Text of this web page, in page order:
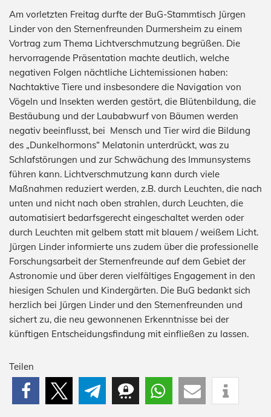
Am vorletzten Freitag durfte der BuG-Stammtisch Jürgen
Linder von den Sternenfreunden Durmersheim zu einem
Vortrag zum Thema Lichtverschmutzung begrüßen. Die
hervorragende Präsentation machte deutlich, welche
negativen Folgen nächtliche Lichtemissionen haben:
Nachtaktive Tiere und insbesondere die Navigation von
Vögeln und Insekten werden gestört, die Blütenbildung, die
Bestäubung und der Laubabwurf von Bäumen werden
negativ beeinflusst, bei Mensch und Tier wird die Bildung
des „Dunkelhormons“ Melatonin unterdrückt, was zu
Schlafstörungen und zur Schwächung des Immunsystems
führen kann. Lichtverschmutzung kann durch viele
Maßnahmen reduziert werden, z.B. durch Leuchten, die nach
unten und nicht nach oben strahlen, durch Leuchten, die
automatisiert bedarfsgerecht eingeschaltet werden oder
durch Leuchten mit gelbem statt mit blauem / weißem Licht.
Jürgen Linder informierte uns zudem über die professionelle
Forschungsarbeit der Sternenfreunde auf dem Gebiet der
Astronomie und über deren vielfältiges Engagement in den
hiesigen Schulen und Kindergärten. Die BuG bedankt sich
herzlich bei Jürgen Linder und den Sternenfreunden und
sichert zu, die neu gewonnenen Erkenntnisse bei der
künftigen Entscheidungsfindung mit einfließen zu lassen.
Teilen